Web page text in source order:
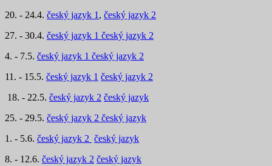
20. - 24.4. český jazyk 1 , český jazyk 2
27. - 30.4. český jazyk 1 český jazyk 2
4. - 7.5. český jazyk 1 český jazyk 2
11. - 15.5. český jazyk 1 český jazyk 2
18. - 22.5. český jazyk 2 český jazyk
25. - 29.5. český jazyk 2 český jazyk
1. - 5.6. český jazyk 2 český jazyk
8. - 12.6. český jazyk 2 český jazyk